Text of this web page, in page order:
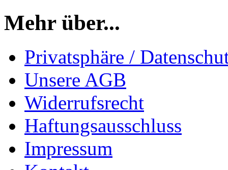
Mehr über...
Privatsphäre /
Unsere AGB
Widerrufsrecht
Haftungsausschluss
Impressum